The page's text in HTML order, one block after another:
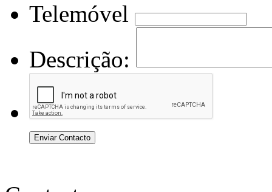
Telemóvel
Descrição:
Enviar Contacto